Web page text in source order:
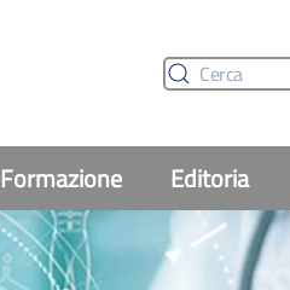
Formazione Editoria